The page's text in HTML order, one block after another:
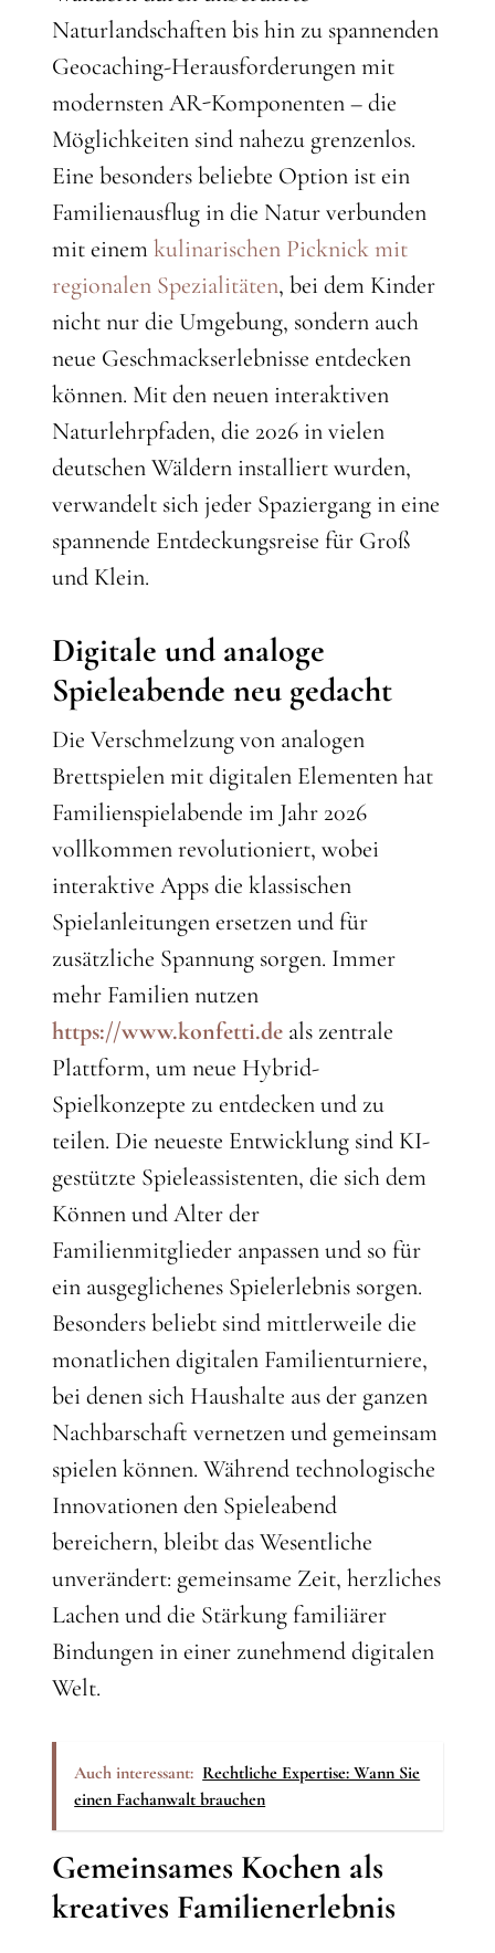
Naturlandschaften bis hin zu spannenden
Geocaching-Herausforderungen mit
modernsten AR-Komponenten – die
Möglichkeiten sind nahezu grenzenlos.
Eine besonders beliebte Option ist ein
Familienausflug in die Natur verbunden
mit einemkulinarischen Picknick mit
regionalen Spezialitäten, bei dem Kinder
nicht nur die Umgebung, sondern auch
neue Geschmackserlebnisse entdecken
können. Mit den neuen interaktiven
Naturlehrpfaden, die 2026 in vielen
deutschen Wäldern installiert wurden,
verwandelt sich jeder Spaziergang in eine
spannende Entdeckungsreise für Groß
und Klein.
Digitale und analoge
Spieleabende neu gedacht
Die Verschmelzung von analogen
Brettspielen mit digitalen Elementen hat
Familienspielabende im Jahr 2026
vollkommen revolutioniert, wobei
interaktive Apps die klassischen
Spielanleitungen ersetzen und für
zusätzliche Spannung sorgen. Immer
mehr Familien nutzen
https://www.konfetti.de als zentrale
Plattform, um neue Hybrid-
Spielkonzepte zu entdecken und zu
teilen. Die neueste Entwicklung sind KI-
gestützte Spieleassistenten, die sich dem
Können und Alter der
Familienmitglieder anpassen und so für
ein ausgeglichenes Spielerlebnis sorgen.
Besonders beliebt sind mittlerweile die
monatlichen digitalen Familienturniere,
bei denen sich Haushalte aus der ganzen
Nachbarschaft vernetzen und gemeinsam
spielen können. Während technologische
Innovationen den Spieleabend
bereichern, bleibt das Wesentliche
unverändert: gemeinsame Zeit, herzliches
Lachen und die Stärkung familiärer
Bindungen in einer zunehmend digitalen
Welt.
Auch interessant: Rechtliche Expertise: Wann Sie
einen Fachanwalt brauchen
Gemeinsames Kochen als
kreatives Familienerlebnis